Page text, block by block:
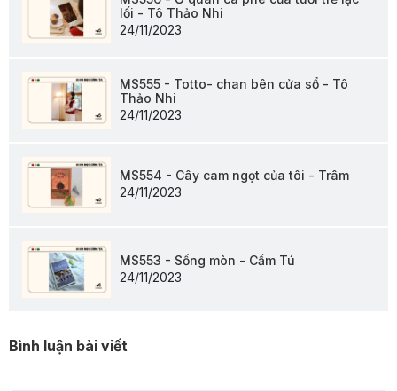
lối - Tô Thảo Nhi
24/11/2023
MS555 - Totto- chan bên cửa sổ - Tô
Thảo Nhi
24/11/2023
MS554 - Cây cam ngọt của tôi - Trâm
24/11/2023
MS553 - Sống mòn - Cẩm Tú
24/11/2023
Bình luận bài viết